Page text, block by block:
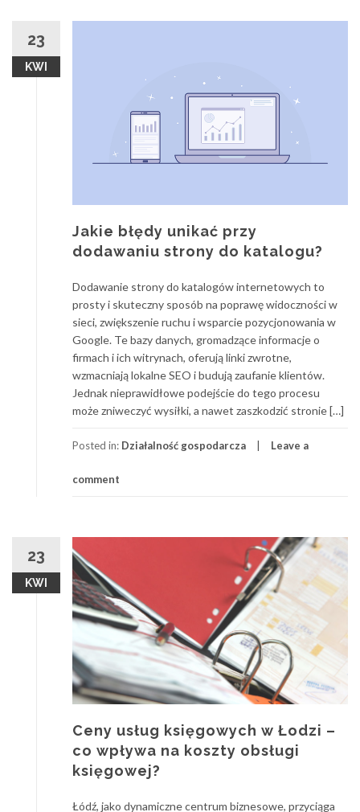
23
KWI
Jakie błędy unikać przy
dodawaniu strony do katalogu?
Dodawanie strony do katalogów internetowych to
prosty i skuteczny sposób na poprawę widoczności w
sieci, zwiększenie ruchu i wsparcie pozycjonowania w
Google. Te bazy danych, gromadzące informacje o
firmach i ich witrynach, oferują linki zwrotne,
wzmacniają lokalne SEO i budują zaufanie klientów.
Jednak nieprawidłowe podejście do tego procesu
może zniweczyć wysiłki, a nawet zaszkodzić stronie […]
Posted in: Działalność gospodarcza Leave a
comment
23
KWI
Ceny usług księgowych w Łodzi –
co wpływa na koszty obsługi
księgowej?
Łódź, jako dynamiczne centrum biznesowe, przyciąga